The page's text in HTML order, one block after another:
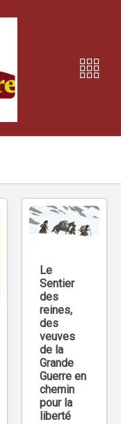
Le
Sentier
des
reines,
des
veuves
de la
Grande
Guerre en
chemin
pour la
liberté